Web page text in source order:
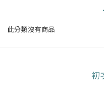
此分類沒有商品
初